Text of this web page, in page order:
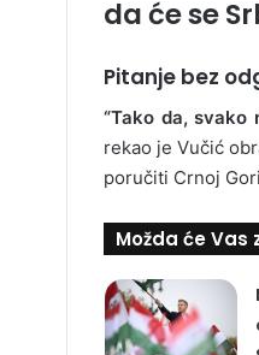
da će se
Pitanje bez
“Tako da,
rekao je Vučić
poručiti Crnoj
Možda će Vas